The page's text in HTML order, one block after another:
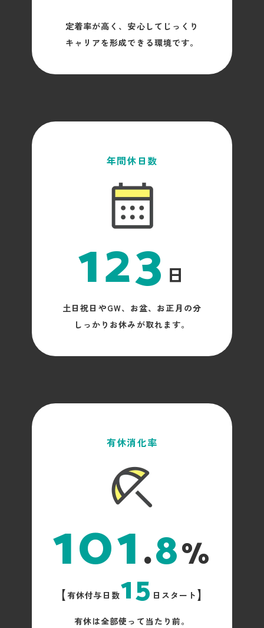
定着率が高く、安心してじっくり
キャリアを形成できる環境です。
年間休日数
123 日
土日祝日やGW、お盆、お正月の分
しっかりお休みが取れます。
有休消化率
101.8%
【有休付与日数15 日スタート 】
有休は全部使って当たり前。